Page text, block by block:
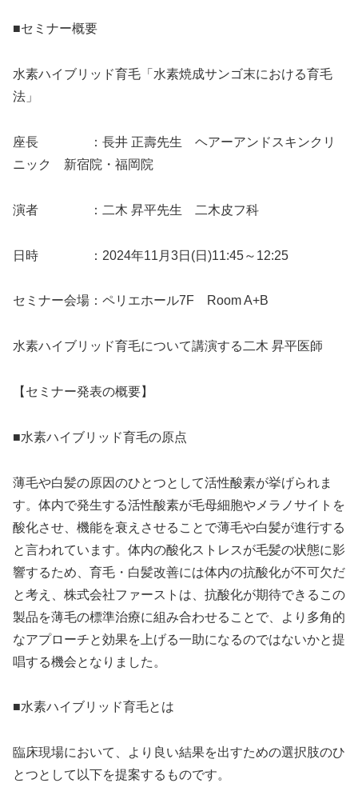
■セミナー概要
水素ハイブリッド育毛「水素焼成サンゴ末における育毛
法」
座長 ：長井 正壽先生 ヘアーアンドスキンクリ
ニック 新宿院・福岡院
演者 ：二木 昇平先生 二木皮フ科
日時 ：2024年11月3日(日)11:45～12:25
セミナー会場：ペリエホール7F Room A+B
水素ハイブリッド育毛について講演する二木 昇平医師
【セミナー発表の概要】
■水素ハイブリッド育毛の原点
薄毛や白髪の原因のひとつとして活性酸素が挙げられま
す。体内で発生する活性酸素が毛母細胞やメラノサイトを
酸化させ、機能を衰えさせることで薄毛や白髪が進行する
と言われています。体内の酸化ストレスが毛髪の状態に影
響するため、育毛・白髪改善には体内の抗酸化が不可欠だ
と考え、株式会社ファーストは、抗酸化が期待できるこの
製品を薄毛の標準治療に組み合わせることで、より多角的
なアプローチと効果を上げる一助になるのではないかと提
唱する機会となりました。
■水素ハイブリッド育毛とは
臨床現場において、より良い結果を出すための選択肢のひ
とつとして以下を提案するものです。